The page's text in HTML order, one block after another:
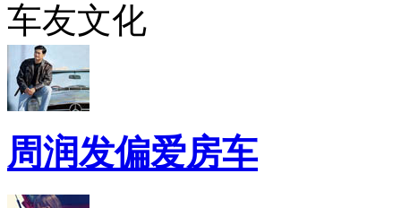
车友文化
周润发偏爱房车